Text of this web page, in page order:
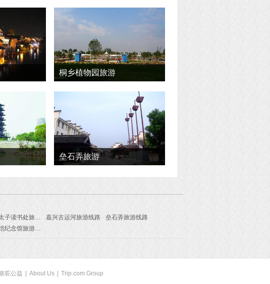
桐乡植物园旅游
垒石弄旅游
昭明太子读书处旅游线路 嘉兴古运河旅游线路
垒石弄旅游线路
丰子恺纪念馆旅游线路
驼公益 About Us Trip.com Group